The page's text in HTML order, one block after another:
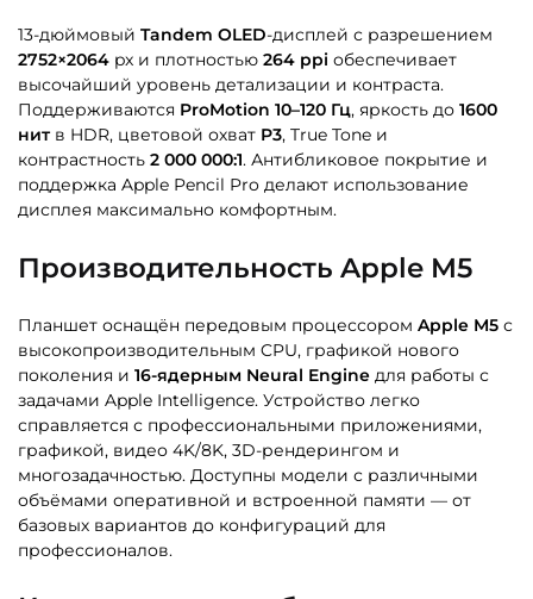
13-дюймовый Tandem OLED-дисплей с разрешением
2752×2064 px и плотностью 264 ppi обеспечивает
высочайший уровень детализации и контраста.
Поддерживаются ProMotion 10–120 Гц, яркость до 1600
нитв HDR, цветовой охват P3, True Tone и
контрастность 2 000 000:1. Антибликовое покрытие и
поддержка Apple Pencil Pro делают использование
дисплея максимально комфортным.
Производительность Apple M5
Планшет оснащён передовым процессором Apple M5 с
высокопроизводительным CPU, графикой нового
поколения и 16-ядерным Neural Engine для работы с
задачами Apple Intelligence. Устройство легко
справляется с профессиональными приложениями,
графикой, видео 4K/8K, 3D-рендерингом и
многозадачностью. Доступны модели с различными
объёмами оперативной и встроенной памяти — от
базовых вариантов до конфигураций для
профессионалов.